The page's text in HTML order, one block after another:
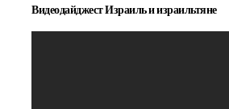
Видеодайджест Израиль и израильтяне